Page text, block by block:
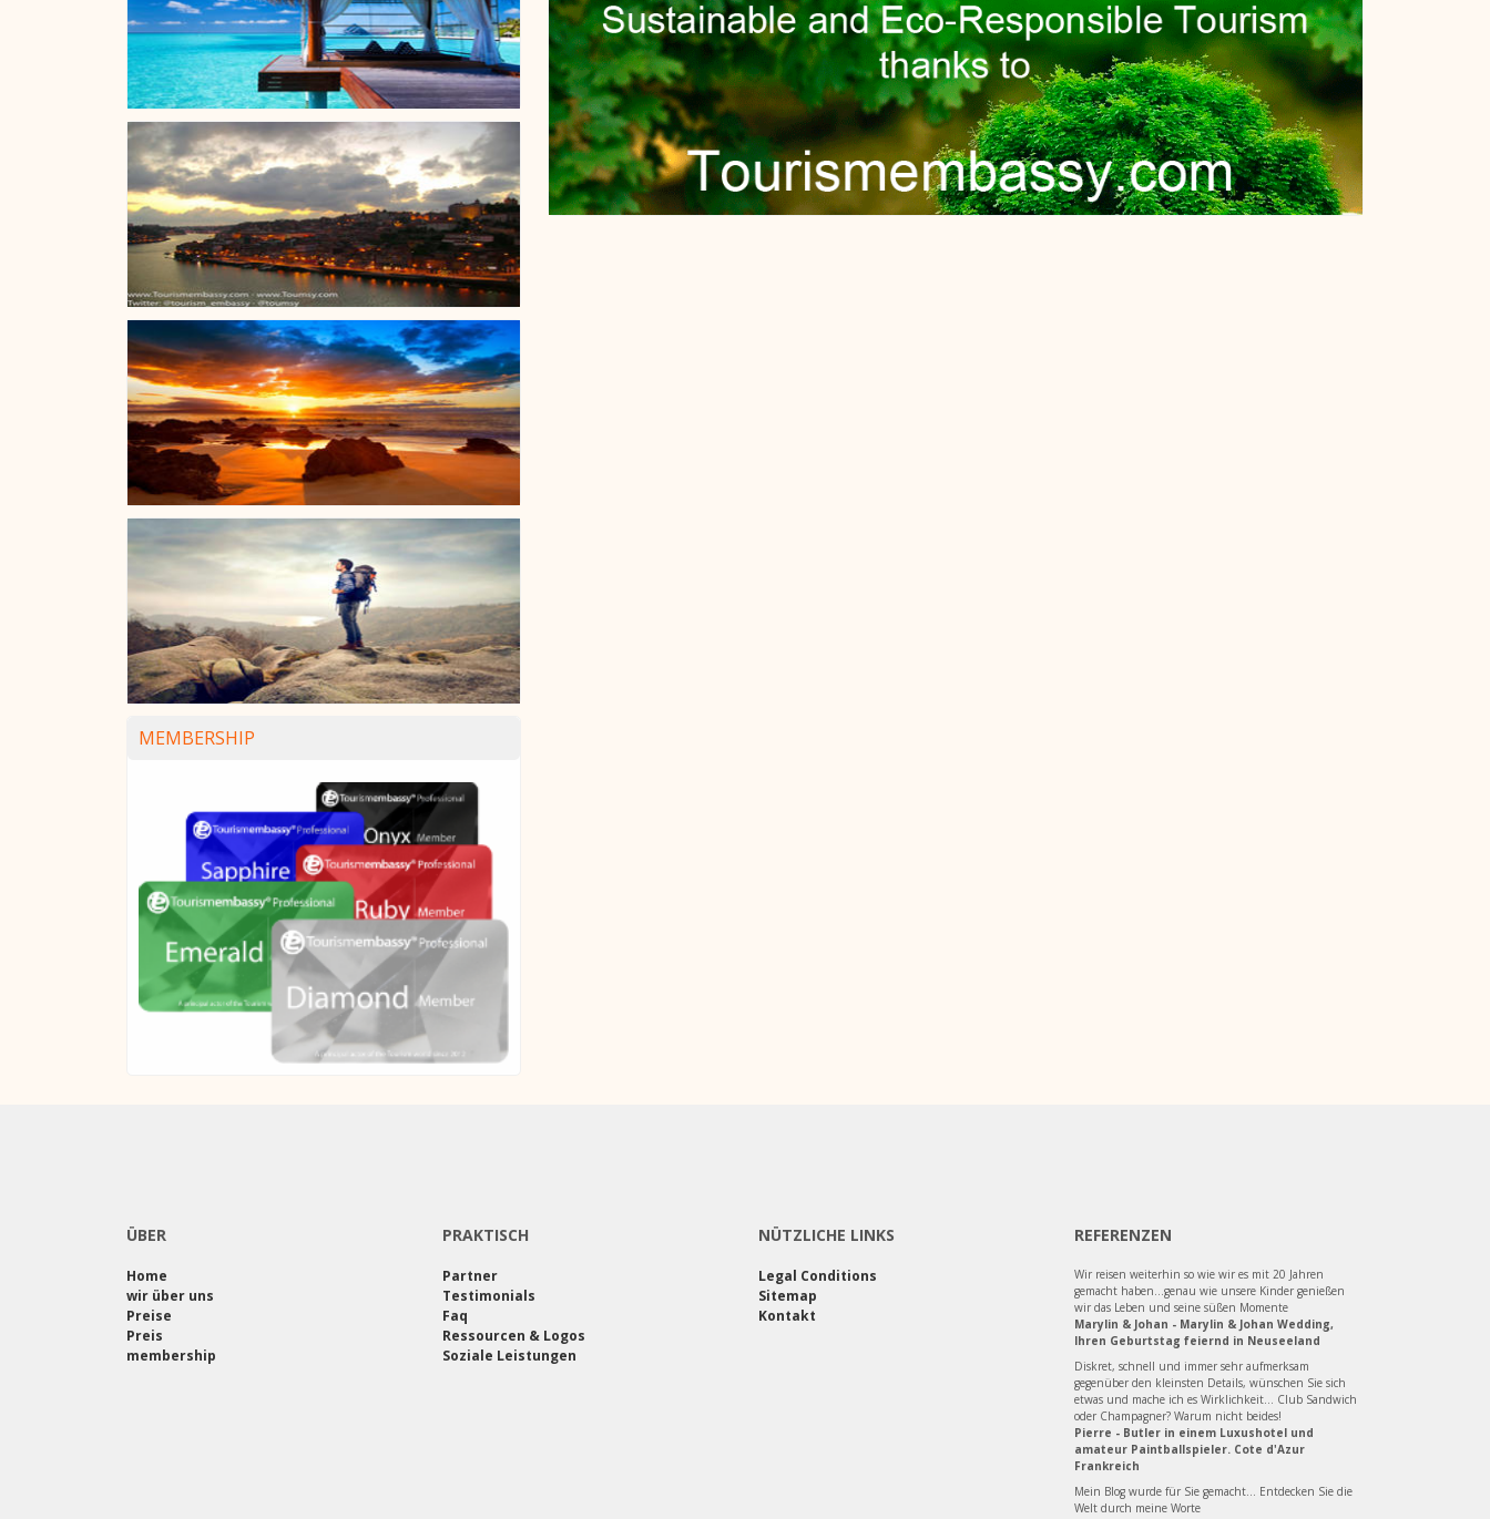
MEMBERSHIP
ÜBER
Home
wir über uns
Preise
Preis
membership
PRAKTISCH
Partner
Testimonials
Faq
Ressourcen & Logos
Soziale Leistungen
NÜTZLICHE LINKS
Legal Conditions
Sitemap
Kontakt
REFERENZEN
Wir reisen weiterhin so wie wir es mit 20 Jahren
gemacht haben...genau wie unsere Kinder genießen
wir das Leben und seine süßen Momente
Marylin & Johan - Marylin & Johan Wedding,
Ihren Geburtstag feiernd in Neuseeland
Diskret, schnell und immer sehr aufmerksam
gegenüber den kleinsten Details, wünschen Sie sich
etwas und mache ich es Wirklichkeit... Club Sandwich
oder Champagner? Warum nicht beides!
Pierre - Butler in einem Luxushotel und
amateur Paintballspieler. Cote d'Azur
Frankreich
Mein Blog wurde für Sie gemacht... Entdecken Sie die
Welt durch meine Worte